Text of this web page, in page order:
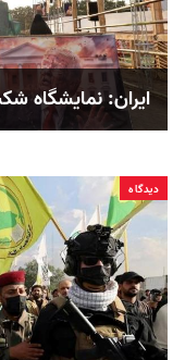
ایران: نمایشگاه
دیدگاه